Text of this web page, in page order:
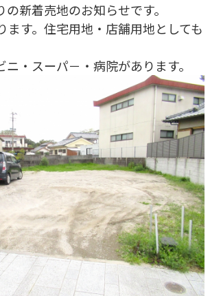
の新着売地のお知らせです。
ます。住宅用地・店舗用地としても
・スーパ－・病院があります。